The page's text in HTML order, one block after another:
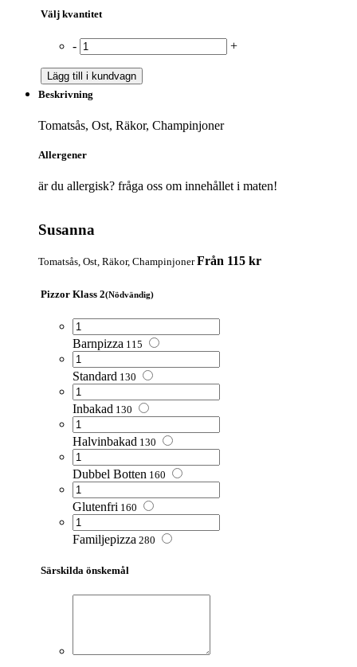
Välj kvantitet
- +
Lägg till i kundvagn
Beskrivning
Tomatsås, Ost, Räkor, Champinjoner
Allergener
är du allergisk? fråga oss om innehållet i maten!
Susanna
Tomatsås, Ost, Räkor, ChampinjonerFrån 115 kr
Pizzor Klass 2(Nödvändig)
Barnpizza 115
Standard 130
Inbakad 130
Halvinbakad 130
Dubbel Botten 160
Glutenfri 160
Familjepizza 280
Särskilda önskemål